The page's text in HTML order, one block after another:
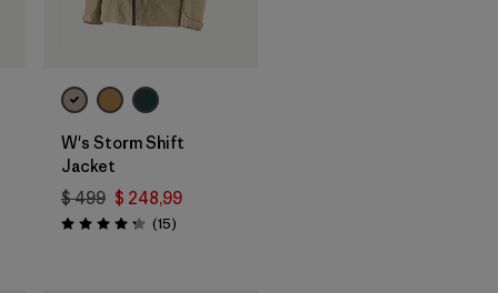
W's Storm Shift
Jacket
$ 499 $ 248,99
Valoración: 4.3 / 5
(15Comentarios
)